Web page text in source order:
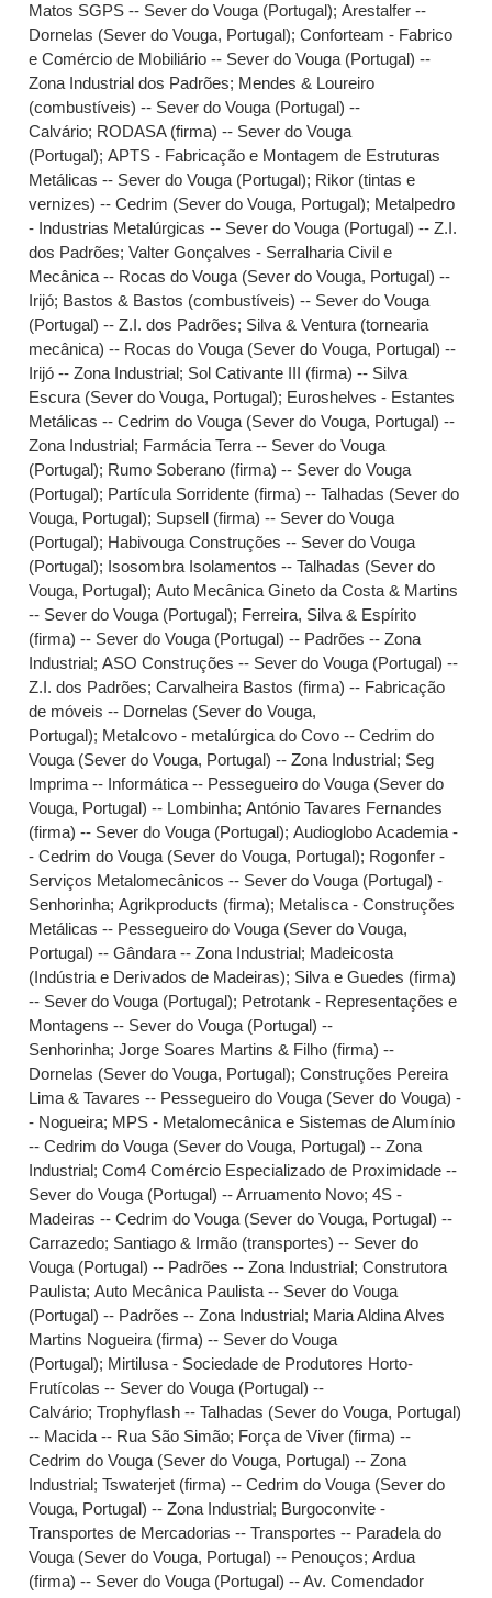
Matos SGPS -- Sever do Vouga (Portugal);Arestalfer --
Dornelas (Sever do Vouga, Portugal);Conforteam - Fabrico
e Comércio de Mobiliário -- Sever do Vouga (Portugal) --
Zona Industrial dos Padrões; Mendes & Loureiro
(combustíveis) -- Sever do Vouga (Portugal) --
Calvário; RODASA (firma) -- Sever do Vouga
(Portugal);APTS - Fabricação e Montagem de Estruturas
Metálicas -- Sever do Vouga (Portugal); Rikor (tintas e
vernizes) -- Cedrim (Sever do Vouga, Portugal); Metalpedro
- Industrias Metalúrgicas -- Sever do Vouga (Portugal) -- Z.I.
dos Padrões;Valter Gonçalves - Serralharia Civil e
Mecânica -- Rocas do Vouga (Sever do Vouga, Portugal) --
Irijó; Bastos & Bastos (combustíveis) -- Sever do Vouga
(Portugal) -- Z.I. dos Padrões; Silva & Ventura (tornearia
mecânica) -- Rocas do Vouga (Sever do Vouga, Portugal) --
Irijó -- Zona Industrial; Sol Cativante III (firma) -- Silva
Escura (Sever do Vouga, Portugal); Euroshelves - Estantes
Metálicas -- Cedrim do Vouga (Sever do Vouga, Portugal) --
Zona Industrial; Farmácia Terra -- Sever do Vouga
(Portugal); Rumo Soberano (firma) -- Sever do Vouga
(Portugal); Partícula Sorridente (firma) -- Talhadas (Sever do
Vouga, Portugal); Supsell (firma) -- Sever do Vouga
(Portugal); Habivouga Construções -- Sever do Vouga
(Portugal); Isosombra Isolamentos -- Talhadas (Sever do
Vouga, Portugal);Auto Mecânica Gineto da Costa & Martins
-- Sever do Vouga (Portugal); Ferreira, Silva & Espírito
(firma) -- Sever do Vouga (Portugal) -- Padrões -- Zona
Industrial;ASO Construções -- Sever do Vouga (Portugal) --
Z.I. dos Padrões;Carvalheira Bastos (firma) -- Fabricação
de móveis -- Dornelas (Sever do Vouga,
Portugal); Metalcovo - metalúrgica do Covo -- Cedrim do
Vouga (Sever do Vouga, Portugal) -- Zona Industrial; Seg
Imprima -- Informática -- Pessegueiro do Vouga (Sever do
Vouga, Portugal) -- Lombinha;António Tavares Fernandes
(firma) -- Sever do Vouga (Portugal);Audioglobo Academia -
- Cedrim do Vouga (Sever do Vouga, Portugal); Rogonfer -
Serviços Metalomecânicos -- Sever do Vouga (Portugal) -
Senhorinha;Agrikproducts (firma); Metalisca - Construções
Metálicas -- Pessegueiro do Vouga (Sever do Vouga,
Portugal) -- Gândara -- Zona Industrial; Madeicosta
(Indústria e Derivados de Madeiras); Silva e Guedes (firma)
-- Sever do Vouga (Portugal); Petrotank - Representações e
Montagens -- Sever do Vouga (Portugal) --
Senhorinha;Jorge Soares Martins & Filho (firma) --
Dornelas (Sever do Vouga, Portugal);Construções Pereira
Lima & Tavares -- Pessegueiro do Vouga (Sever do Vouga) -
- Nogueira; MPS - Metalomecânica e Sistemas de Alumínio
-- Cedrim do Vouga (Sever do Vouga, Portugal) -- Zona
Industrial;Com4 Comércio Especializado de Proximidade --
Sever do Vouga (Portugal) -- Arruamento Novo;4S -
Madeiras -- Cedrim do Vouga (Sever do Vouga, Portugal) --
Carrazedo; Santiago & Irmão (transportes) -- Sever do
Vouga (Portugal) -- Padrões -- Zona Industrial;Construtora
Paulista;Auto Mecânica Paulista -- Sever do Vouga
(Portugal) -- Padrões -- Zona Industrial; Maria Aldina Alves
Martins Nogueira (firma) -- Sever do Vouga
(Portugal); Mirtilusa - Sociedade de Produtores Horto-
Frutícolas -- Sever do Vouga (Portugal) --
Calvário;Trophyflash -- Talhadas (Sever do Vouga, Portugal)
-- Macida -- Rua São Simão; Força de Viver (firma) --
Cedrim do Vouga (Sever do Vouga, Portugal) -- Zona
Industrial;Tswaterjet (firma) -- Cedrim do Vouga (Sever do
Vouga, Portugal) -- Zona Industrial; Burgoconvite -
Transportes de Mercadorias -- Transportes -- Paradela do
Vouga (Sever do Vouga, Portugal) -- Penouços;Ardua
(firma) -- Sever do Vouga (Portugal) -- Av. Comendador